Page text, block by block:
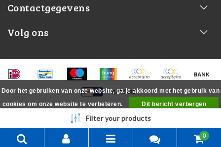
Contactgegevens
Volg ons
Filter your products
0
Door het gebruiken van onze website, ga je akkoord met het gebruik van
cookies om onze website te verbeteren.
Dit bericht verbergen
Meer over cookies »